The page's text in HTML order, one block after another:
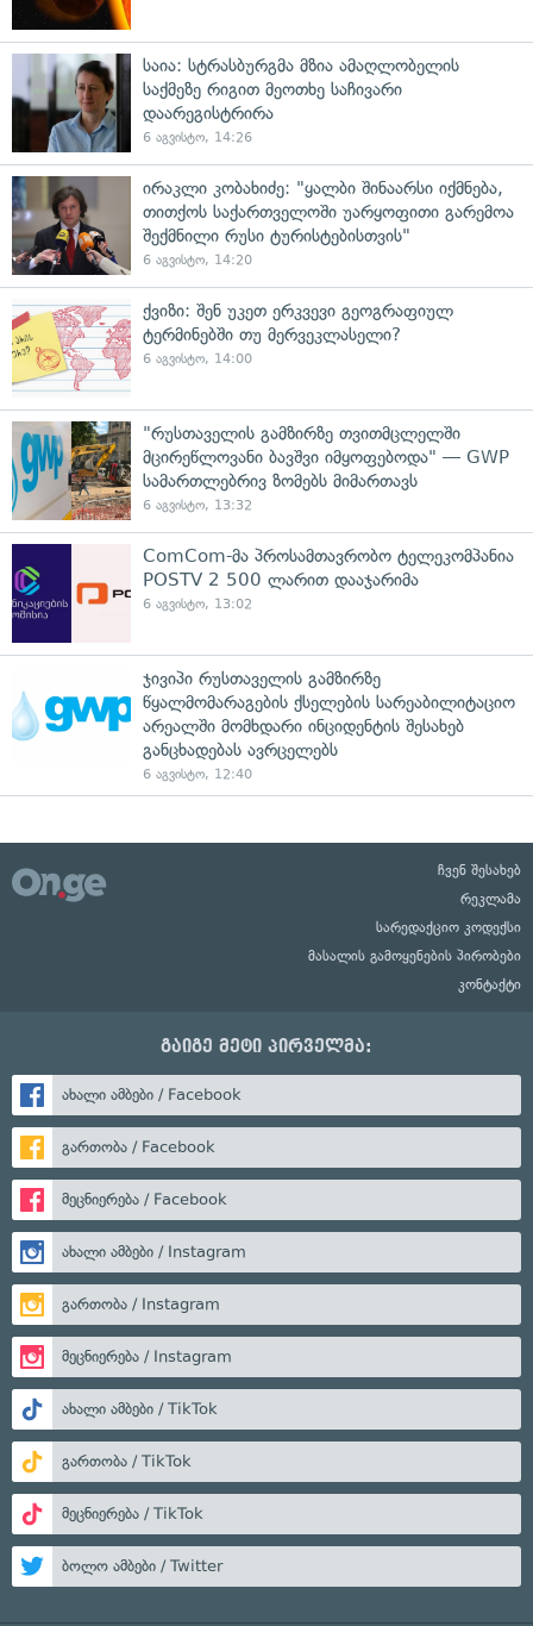
საია: სტრასბურგმა მზია ამაღლობელის
საქმეზე რიგით მეოთხე საჩივარი
დაარეგისტრირა
6 აგვისტო, 14:26
ირაკლი კობახიძე: "ყალბი შინაარსი იქმნება,
თითქოს საქართველოში უარყოფითი გარემოა
შექმნილი რუსი ტურისტებისთვის"
6 აგვისტო, 14:20
ქვიზი: შენ უკეთ ერკვევი გეოგრაფიულ
ტერმინებში თუ მერვეკლასელი?
6 აგვისტო, 14:00
"რუსთაველის გამზირზე თვითმცლელში
მცირეწლოვანი ბავშვი იმყოფებოდა" — GWP
სამართლებრივ ზომებს მიმართავს
6 აგვისტო, 13:32
ComCom-მა პროსამთავრობო ტელეკომპანია
POSTV 2 500 ლარით დააჯარიმა
6 აგვისტო, 13:02
ჯივიპი რუსთაველის გამზირზე
წყალმომარაგების ქსელების სარეაბილიტაციო
არეალში მომხდარი ინციდენტის შესახებ
განცხადებას ავრცელებს
6 აგვისტო, 12:40
ჩვენ შესახებ
რეკლამა
სარედაქციო კოდექსი
მასალის გამოყენების პირობები
კონტაქტი
გაიგე მეტი პირველმა:
ახალი ამბები / Facebook
გართობა / Facebook
მეცნიერება / Facebook
ახალი ამბები / Instagram
გართობა / Instagram
მეცნიერება / Instagram
ახალი ამბები / TikTok
გართობა / TikTok
მეცნიერება / TikTok
ბოლო ამბები / Twitter